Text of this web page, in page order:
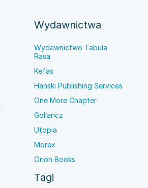
Wydawnictwa
Wydawnictwo Tabula
Rasa
Kefas
Hanski Publishing Services
One More Chapter
Gollancz
Utopia
Morex
Orion Books
Tagi